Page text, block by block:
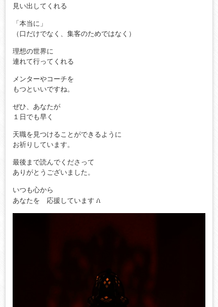
見い出してくれる
「本当に」
（口だけでなく、集客のためではなく）
理想の世界に
連れて行ってくれる
メンターやコーチを
もつといいですね。
ぜひ、あなたが
１日でも早く
天職を見つけることができるように
お祈りしています。
最後まで読んでくださって
ありがとうございました。
いつも心から
あなたを 応援しています